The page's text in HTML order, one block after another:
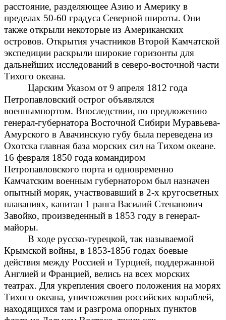
расстояние, разделяющее Азию и Америку в
пределах 50-60 градуса Северной широты. Они
также открыли некоторые из Американских
островов. Открытия участников Второй Камчатской
экспедиции раскрыли широкие горизонты для
дальнейших исследований в северо-восточной части
Тихого океана.
Царским Указом от 9 апреля 1812 года
Петропавловский острог объявлялся
военнымпортом. Впоследствии, по предложению
генерал-губернатора Восточной Сибири Муравьева-
Амурского в Авачинскую губу была переведена из
Охотска главная база морских сил на Тихом океане.
16 февраля 1850 года командиром
Петропавловского порта и одновременно
Камчатским военным губернатором был назначен
опытный моряк, участвовавший в 2-х кругосветных
плаваниях, капитан 1 ранга Василий Степанович
Завойко, произведенный в 1853 году в генерал-
майоры.
В ходе русско-турецкой, так называемой
Крымской войны, в 1853-1856 годах боевые
действия между Россией и Турцией, поддержанной
Англией и Францией, велись на всех морских
театрах. Для укрепления своего положения на морях
Тихого океана, уничтожения российских кораблей,
находящихся там и разгрома опорных пунктов